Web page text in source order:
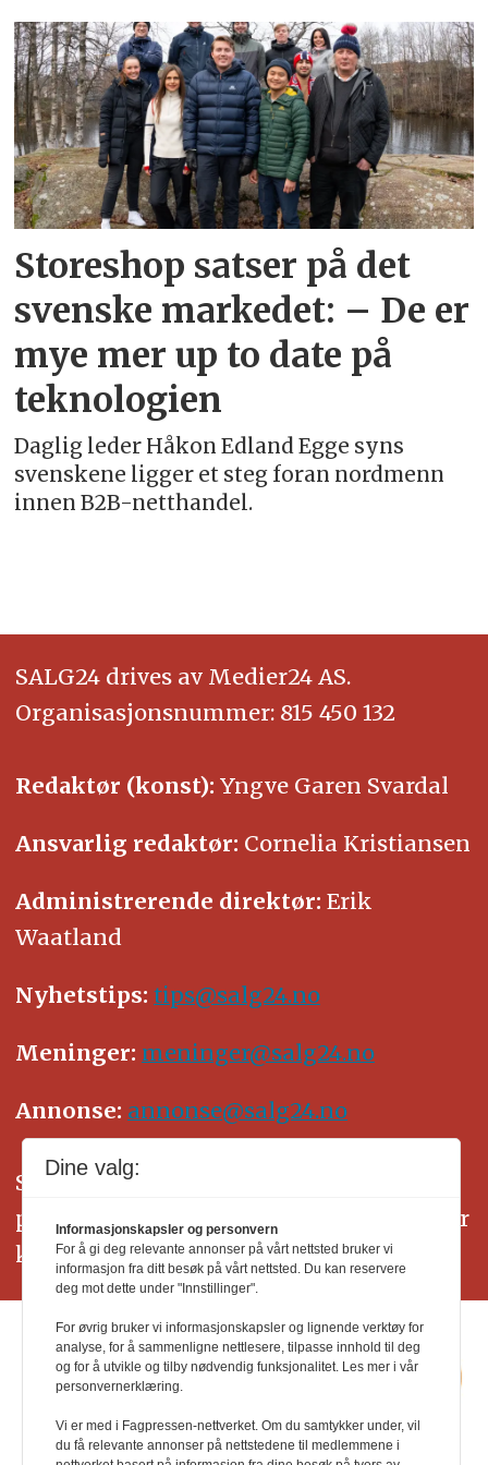
Emne:
storeshop
Storeshop satser på det
svenske markedet: – De er
mye mer up to date på
teknologien
Daglig leder Håkon Edland Egge syns
svenskene ligger et steg foran nordmenn
innen B2B-netthandel.
SALG24 drives av Medier24 AS.
Organisasjonsnummer: 815 450 132
Redaktør (konst): Yngve Garen Svardal
Ansvarlig redaktør: Cornelia Kristiansen
Administrerende direktør: Erik
Waatland
Nyhetstips: tips@salg24.no
Meninger: meninger@salg24.no
Annonse: annonse@salg24.no
SALG24 arbeider etter Vær Varsom-
plakatens regler for god presseskikk. Her
kan du lese mer omPFUsarbeid.
Dine valg:
Informasjonskapsler og personvern
For å gi deg relevante annonser på vårt nettsted bruker vi
informasjon fra ditt besøk på vårt nettsted. Du kan reservere
deg mot dette under "Innstillinger".
For øvrig bruker vi informasjonskapsler og lignende verktøy for
analyse, for å sammenligne nettlesere, tilpasse innhold til deg
og for å utvikle og tilby nødvendig funksjonalitet. Les mer i vår
personvernerklæring.
Vi er med i Fagpressen-nettverket. Om du samtykker under, vil
du få relevante annonser på nettstedene til medlemmene i